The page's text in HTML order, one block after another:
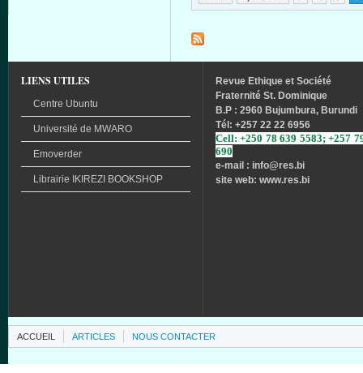
LIENS UTILES
Centre Ubuntu
Université de MWARO
Emoverder
Librairie IKIREZI BOOKSHOP
Revue Ethique et Société
Fraternité St. Dominique
B.P : 2960 Bujumbura, Burundi
Tél : +257 22 22 6956
Cell: +250 78 639 5583; +257
690
e-mail : info@res.bi
site web: www.res.bi
ACCUEIL ARTICLES NOUS CONTACTER